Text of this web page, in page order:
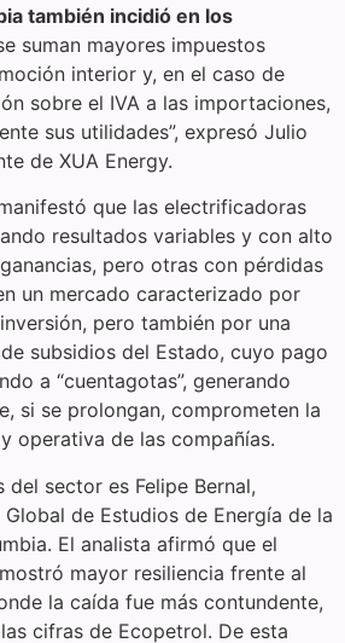
también incidió en los
suman mayores impuestos
interior y, en el caso de
sobre el IVA a las importaciones,
sus utilidades”, expresó Julio
de XUA Energy.
que las electrificadoras
resultados variables y con alto
pero otras con pérdidas
un mercado caracterizado por
pero también por una
subsidios del Estado, cuyo pago
a “cuentagotas”, generando
si se prolongan, comprometen la
operativa de las compañías.
del sector es Felipe Bernal,
de Estudios de Energía de la
El analista afirmó que el
mayor resiliencia frente al
la caída fue más contundente,
cifras de Ecopetrol. De esta